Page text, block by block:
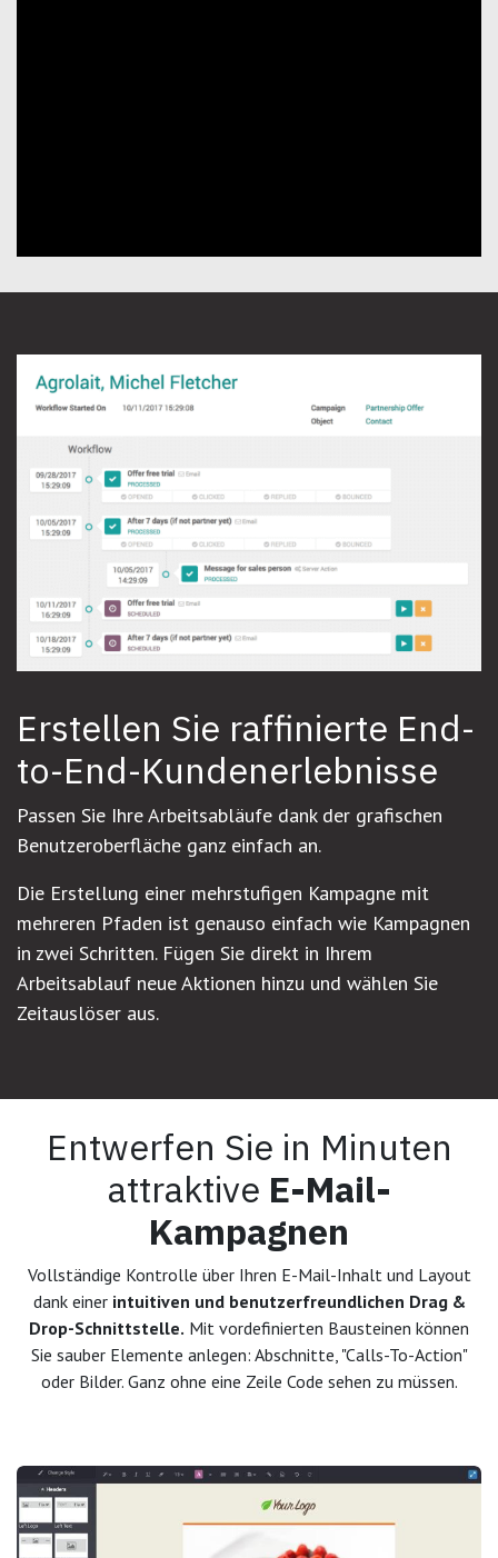
Erstellen Sie raffinierte End-
to-End-Kundenerlebnisse
Passen Sie Ihre Arbeitsabläufe dank der grafischen
Benutzeroberfläche ganz einfach an.
Die Erstellung einer mehrstufigen Kampagne mit
mehreren Pfaden ist genauso einfach wie Kampagnen
in zwei Schritten. Fügen Sie direkt in Ihrem
Arbeitsablauf neue Aktionen hinzu und wählen Sie
Zeitauslöser aus.
Entwerfen Sie in Minuten
attraktive E-Mail-
Kampagnen
Vollständige Kontrolle über Ihren E-Mail-Inhalt und Layout
dank einer intuitiven und benutzerfreundlichen Drag &
Drop-Schnittstelle. Mit vordefinierten Bausteinen können
Sie sauber Elemente anlegen: Abschnitte, "Calls-To-Action"
oder Bilder. Ganz ohne eine Zeile Code sehen zu müssen.